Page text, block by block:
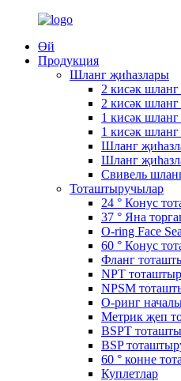
Өй
Продукция
Шланг җиһазлары
2 кисәк
2 кисәк
1 кисәк
1 кисәк
Шланг
Шланг
Свивель
Тоташтыручылар
24 ° Конус
37 ° Яна
O-ring Face
60 ° Конус
Фланг
NPT
NPSM
О-ринг
Метрик җеп
BSPT
BSP
60 ° конне
Куплетлар